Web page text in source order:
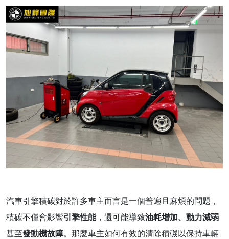
汽車引擎積碳對於許多車主而言是一個普遍且麻煩的問題，
積碳不僅會影響引擎性能，還可能導致油耗增加、動力減弱
甚至發動機故障。那麼車主如何有效的清除積碳以保持車輛